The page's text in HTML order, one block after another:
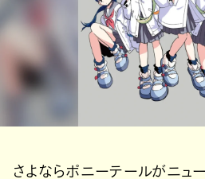
さよならポニーテールがニュ